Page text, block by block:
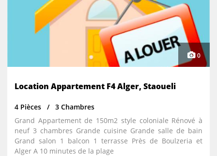
0
Location Appartement F4 Alger, Staoueli
4 Pièces
3 Chambres
Grand Appartement de 150m2 style coloniale Rénové à
neuf 3 chambres Grande cuisine Grande salle de bain
Grand salon 1 balcon 1 terrasse Près de Boulzeria et
Alger A 10 minutes de la plage